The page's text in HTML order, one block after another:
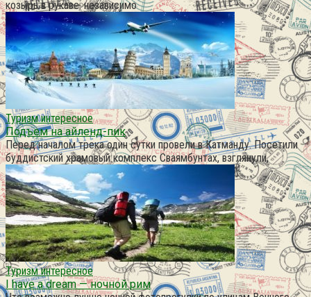
козырь в рукаве: независимо
Туризм интересное
Подъем на айленд-пик
Перед началом трека один сутки провели в Катманду. Посетили
буддистский храмовый комплекс Сваямбунтах, взглянули,
Туризм интересное
I have a dream — ночной рим